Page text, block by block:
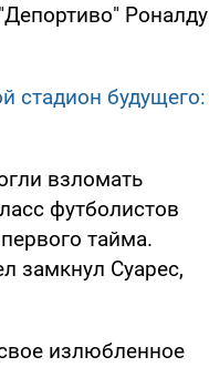
Роналду
стадион будущего:
взломать
футболистов
тайма.
замкнул Суарес,
излюбленное